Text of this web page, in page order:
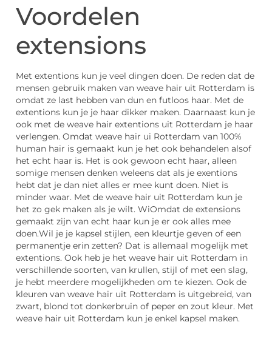
Voordelen
extensions
Met extentions kun je veel dingen doen. De reden dat de
mensen gebruik maken van weave hair uit Rotterdam is
omdat ze last hebben van dun en futloos haar. Met de
extentions kun je je haar dikker maken. Daarnaast kun je
ook met de weave hair extentions uit Rotterdam je haar
verlengen. Omdat weave hair ui Rotterdam van 100%
human hair is gemaakt kun je het ook behandelen alsof
het echt haar is. Het is ook gewoon echt haar, alleen
somige mensen denken weleens dat als je exentions
hebt dat je dan niet alles er mee kunt doen. Niet is
minder waar. Met de weave hair uit Rotterdam kun je
het zo gek maken als je wilt. WiOmdat de extensions
gemaakt zijn van echt haar kun je er ook alles mee
doen.Wil je je kapsel stijlen, een kleurtje geven of een
permanentje erin zetten? Dat is allemaal mogelijk met
extentions. Ook heb je het weave hair uit Rotterdam in
verschillende soorten, van krullen, stijl of met een slag,
je hebt meerdere mogelijkheden om te kiezen. Ook de
kleuren van weave hair uit Rotterdam is uitgebreid, van
zwart, blond tot donkerbruin of peper en zout kleur. Met
weave hair uit Rotterdam kun je enkel kapsel maken.